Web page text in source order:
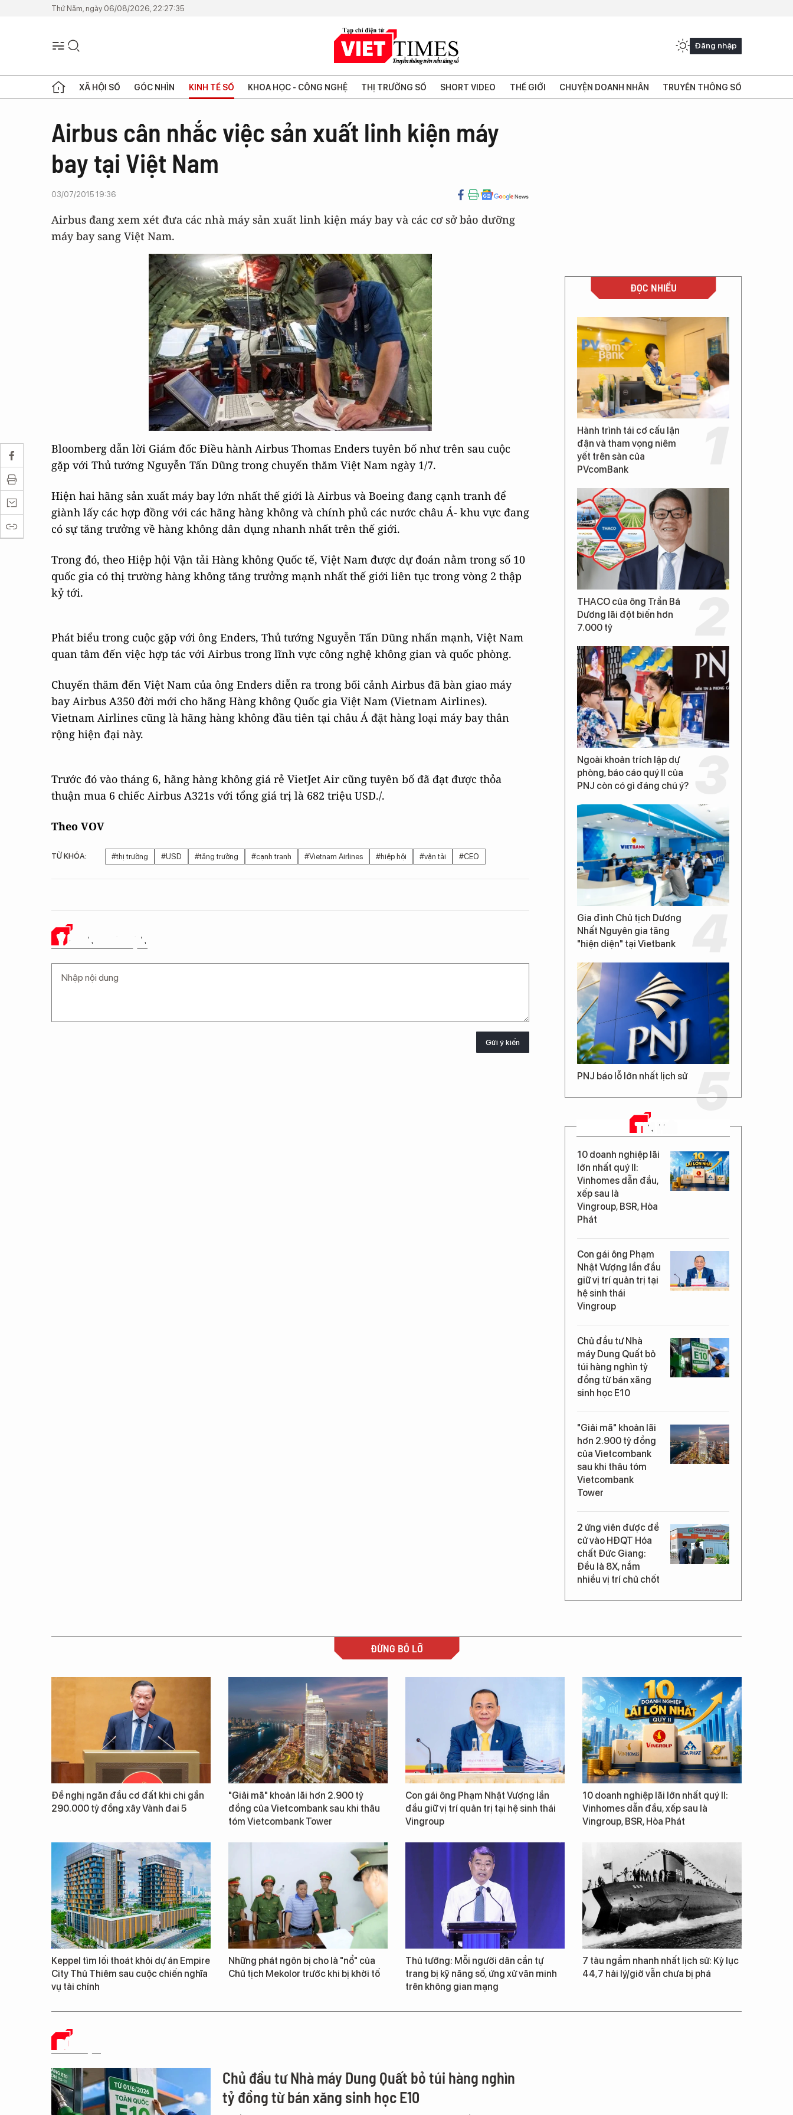
Thứ Năm, ngày 06/08/2026, 22:27:35
Đăng nhập
XÃ HỘI SỐ GÓC NHÌN KINH TẾ SỐ KHOA HỌC - CÔNG NGHỆ THỊ TRƯỜNG SỐ SHORT VIDEO THẾ GIỚI CHUYỆN DOANH NHÂN TRUYỀN THÔNG SỐ
Airbus cân nhắc việc sản xuất linh kiện máy
bay tại Việt Nam
03/07/2015 19:36
Airbus đang xem xét đưa các nhà máy sản xuất linh kiện máy bay và các cơ sở bảo dưỡng
máy bay sang Việt Nam.
Bloomberg dẫn lời Giám đốc Điều hành Airbus Thomas Enders tuyên bố như trên sau cuộc
gặp với Thủ tướng Nguyễn Tấn Dũng trong chuyến thăm Việt Nam ngày 1/7.
Hiện hai hãng sản xuất máy bay lớn nhất thế giới là Airbus và Boeing đang cạnh tranh để
giành lấy các hợp đồng với các hãng hàng không và chính phủ các nước châu Á- khu vực đang
có sự tăng trưởng về hàng không dân dụng nhanh nhất trên thế giới.
Trong đó, theo Hiệp hội Vận tải Hàng không Quốc tế, Việt Nam được dự đoán nằm trong số 10
quốc gia có thị trường hàng không tăng trưởng mạnh nhất thế giới liên tục trong vòng 2 thập
kỷ tới.
Phát biểu trong cuộc gặp với ông Enders, Thủ tướng Nguyễn Tấn Dũng nhấn mạnh, Việt Nam
quan tâm đến việc hợp tác với Airbus trong lĩnh vực công nghệ không gian và quốc phòng.
Chuyến thăm đến Việt Nam của ông Enders diễn ra trong bối cảnh Airbus đã bàn giao máy
bay Airbus A350 đời mới cho hãng Hàng không Quốc gia Việt Nam (Vietnam Airlines).
Vietnam Airlines cũng là hãng hàng không đầu tiên tại châu Á đặt hàng loại máy bay thân
rộng hiện đại này.
Trước đó vào tháng 6, hãng hàng không giá rẻ VietJet Air cũng tuyên bố đã đạt được thỏa
thuận mua 6 chiếc Airbus A321s với tổng giá trị là 682 triệu USD./.
Theo VOV
TỪ KHÓA: #thị trường #USD #tăng trưởng #cạnh tranh #Vietnam Airlines #hiệp hội #vận tải #CEO
Ý KIẾN CỦA BẠN
Gửi ý kiến
ĐỌC NHIỀU
Hành trình tái cơ cấu lận
đận và tham vọng niêm
yết trên sàn của
PVcomBank
THACO của ông Trần Bá
Dương lãi đột biến hơn
7.000 tỷ
Ngoài khoản trích lập dự
phòng, báo cáo quý II của
PNJ còn có gì đáng chú ý?
Gia đình Chủ tịch Dương
Nhất Nguyên gia tăng
"hiện diện" tại Vietbank
PNJ báo lỗ lớn nhất lịch sử
TIN MỚI
10 doanh nghiệp lãi
lớn nhất quý II:
Vinhomes dẫn đầu,
xếp sau là
Vingroup, BSR, Hòa
Phát
Con gái ông Phạm
Nhật Vượng lần đầu
giữ vị trí quản trị tại
hệ sinh thái
Vingroup
Chủ đầu tư Nhà
máy Dung Quất bỏ
túi hàng nghìn tỷ
đồng từ bán xăng
sinh học E10
"Giải mã" khoản lãi
hơn 2.900 tỷ đồng
của Vietcombank
sau khi thâu tóm
Vietcombank
Tower
2 ứng viên được đề
cử vào HĐQT Hóa
chất Đức Giang:
Đều là 8X, nắm
nhiều vị trí chủ chốt
ĐỪNG BỎ LỠ
Đề nghị ngăn đầu cơ đất khi chi gần
290.000 tỷ đồng xây Vành đai 5
"Giải mã" khoản lãi hơn 2.900 tỷ
đồng của Vietcombank sau khi thâu
tóm Vietcombank Tower
Con gái ông Phạm Nhật Vượng lần
đầu giữ vị trí quản trị tại hệ sinh thái
Vingroup
10 doanh nghiệp lãi lớn nhất quý II:
Vinhomes dẫn đầu, xếp sau là
Vingroup, BSR, Hòa Phát
Keppel tìm lối thoát khỏi dự án Empire
City Thủ Thiêm sau cuộc chiến nghĩa
vụ tài chính
Những phát ngôn bị cho là "nổ" của
Chủ tịch Mekolor trước khi bị khởi tố
Thủ tướng: Mỗi người dân cần tự
trang bị kỹ năng số, ứng xử văn minh
trên không gian mạng
7 tàu ngầm nhanh nhất lịch sử: Kỷ lục
44,7 hải lý/giờ vẫn chưa bị phá
DỮ LIỆU
Chủ đầu tư Nhà máy Dung Quất bỏ túi hàng nghìn
tỷ đồng từ bán xăng sinh học E10